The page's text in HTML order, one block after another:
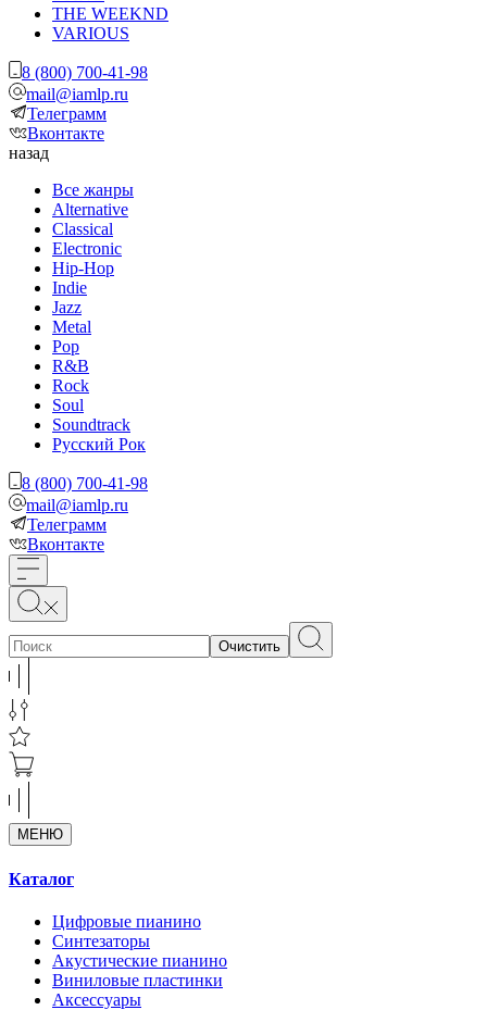
THE WEEKND
VARIOUS
8 (800) 700-41-98
mail@iamlp.ru
Телеграмм
Вконтакте
назад
Все жанры
Alternative
Classical
Electronic
Hip-Hop
Indie
Jazz
Metal
Pop
R&B
Rock
Soul
Soundtrack
Русский Рок
8 (800) 700-41-98
mail@iamlp.ru
Телеграмм
Вконтакте
Очистить
МЕНЮ
Каталог
Цифровые пианино
Синтезаторы
Акустические пианино
Виниловые пластинки
Аксессуары